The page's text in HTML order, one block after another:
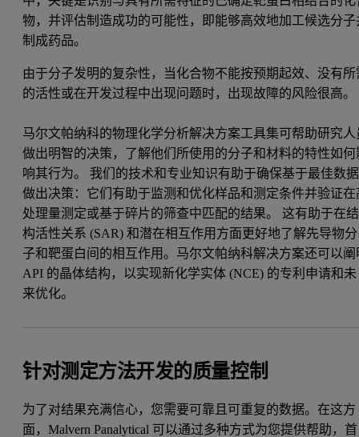
物，并评估制造成功的可能性，即能够高效地加工候选分子
制成药品。
由于分子发明的复杂性，当化合物不能按预期起效、没有所
的活性或在开发过程中出现问题时，出现故障的风险很高
马尔文帕纳科的物理化学分析解决方案工具集可帮助研究人
做出明智的决策，了解他们所使用的分子和材料的特性如何
响其行为。 我们的技术和专业知识有助于确保基于最佳数据
做出决策：它们有助于监测和优化样品和测定条件并验证在
处理量测定或基于碎片的筛查中匹配的结果。 这有助于在结
构活性关系 (SAR) 和潜在相互作用方面更好地了解先导物分
子和靶蛋白间的相互作用。马尔文帕纳科解决方案还可以阐
API 的晶体结构，以实现新化学实体 (NCE) 的专利申请和未
来优化。
针对测定方法开发的质量控制
为了对结果充满信心，您需要可靠且可重复的数据。在这方
面，Malvern Panalytical 可以通过多种方式为您提供帮助，首